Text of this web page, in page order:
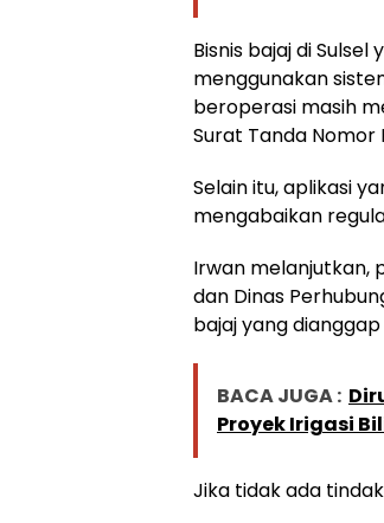
Bisnis bajaj di
menggunakan
beroperasi masih
Surat Tanda Nomor
Selain itu, aplikasi
mengabaikan
Irwan melanjutkan,
dan Dinas
bajaj yang
BACA JUGA :
Proyek Irigasi
Jika tidak ada